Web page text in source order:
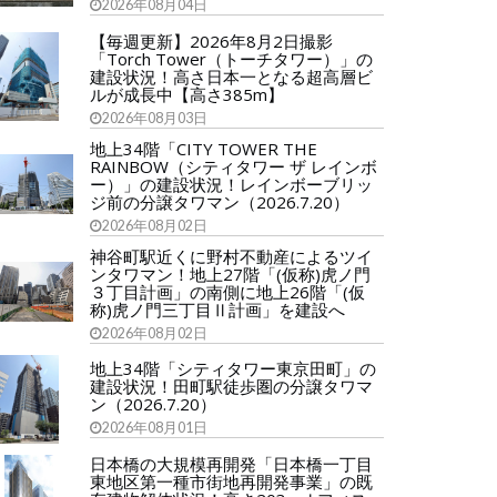
2026年08月04日
【毎週更新】2026年8月2日撮影
「Torch Tower（トーチタワー）」の
建設状況！高さ日本一となる超高層ビ
ルが成長中【高さ385m】
2026年08月03日
地上34階「CITY TOWER THE
RAINBOW（シティタワー ザ レインボ
ー）」の建設状況！レインボーブリッ
ジ前の分譲タワマン（2026.7.20）
2026年08月02日
神谷町駅近くに野村不動産によるツイ
ンタワマン！地上27階「(仮称)虎ノ門
３丁目計画」の南側に地上26階「(仮
称)虎ノ門三丁目Ⅱ計画」を建設へ
2026年08月02日
地上34階「シティタワー東京田町」の
建設状況！田町駅徒歩圏の分譲タワマ
ン（2026.7.20）
2026年08月01日
日本橋の大規模再開発「日本橋一丁目
東地区第一種市街地再開発事業」の既